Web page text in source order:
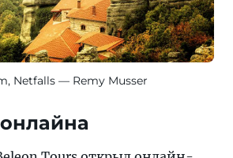
Netfalls — Remy Musser